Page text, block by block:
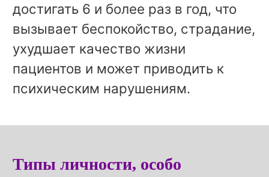
достигать 6 и более раз в год, что
вызывает беспокойство, страдание,
ухудшает качество жизни
пациентов и может приводить к
психическим нарушениям.
Типы личности, особо